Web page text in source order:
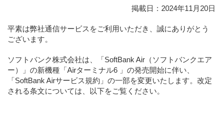
掲載日：2024年11月20日
平素は弊社通信サービスをご利用いただき、誠にありがとう
ございます。
ソフトバンク株式会社は、「SoftBank Air（ソフトバンクエア
ー）」の新機種「Airターミナル6 」の発売開始に伴い、
「SoftBank Airサービス規約」の一部を変更いたします。改定
される条文については、以下をご覧ください。